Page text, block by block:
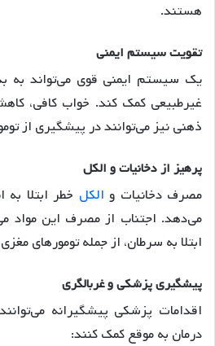
هستند.
تقویت سیستم ایمنی
یک سیستم ایمنی قوی می‌تواند به
غیرطبیعی کمک کند. خواب کافی،
ذهنی نیز می‌توانند در پیشگیری از
پرهیز از دخانیات و الکل
مصرف دخانیات و الکل خطر ابتلا
می‌دهد. اجتناب از مصرف این مواد
ابتلا به سرطان، از جمله تومورهای
پیشگیری پزشکی و غربالگری
اقدامات پزشکی پیشگیرانه
درمان به موقع کمک کنند: